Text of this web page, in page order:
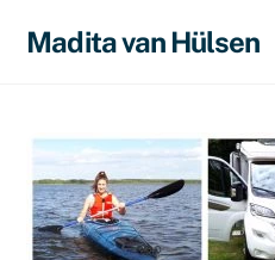
Madita van Hülsen